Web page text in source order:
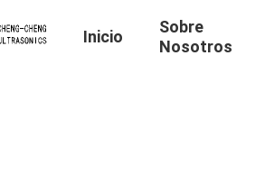
Inicio
Sobre
Nosotros